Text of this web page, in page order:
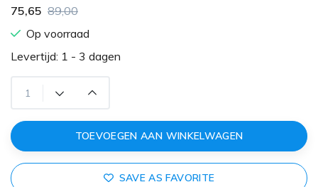
75,65 89,00
Op voorraad
Levertijd: 1 - 3 dagen
TOEVOEGEN AAN WINKELWAGEN
SAVE AS FAVORITE